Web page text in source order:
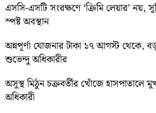
এসসি-এসটি সংরক্ষণে ‘ক্রিমি লেয়ার’ নয়,
স্পষ্ট অবস্থান
অন্নপূর্ণা যোজনার টাকা ১৭ আগস্ট থেকে, বড়
শুভেন্দু অধিকারীর
অসুস্থ মিঠুন চক্রবর্তীর খোঁজে হাসপাতালে
অধিকারী